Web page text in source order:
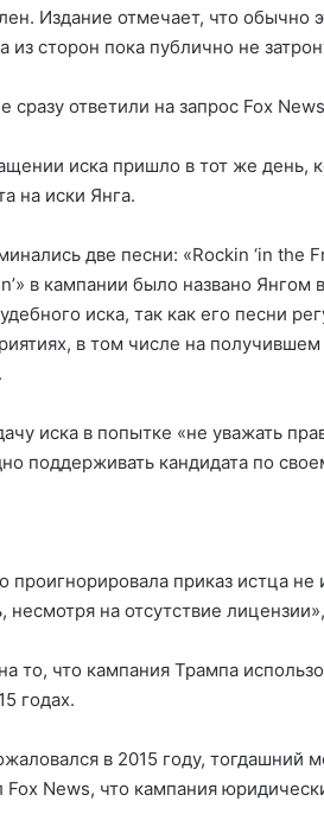
Издание отмечает, что обычно
из сторон пока публично не
сразу ответили на запрос Fox
иска пришло в тот же день,
на иски Янга.
две песни: «Rockin ‘in the
в кампании было названо
иска, так как его песни
в том числе на
иска в попытке «не уважать
поддерживать кандидата по
приказ истца не
несмотря на отсутствие
то, что кампания Трампа
годах.
в 2015 году,
News, что кампания